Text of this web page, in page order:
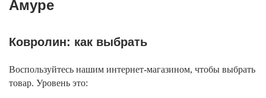
Амуре
Ковролин: как выбрать
Воспользуйтесь нашим интернет-магазином, чтобы выбрать
товар. Уровень это: